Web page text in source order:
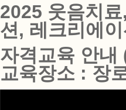
2025 웃음치
션, 레크리에
자격교육 안내
교육장소 : 장